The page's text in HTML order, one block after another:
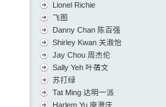
Lionel Richie
飞图
Danny Chan 陈百强
Shirley Kwan 关淑怡
Jay Chou 周杰伦
Sally Yeh 叶蒨文
苏打绿
Tat Ming 达明一派
Harlem Yu 庾澄庆